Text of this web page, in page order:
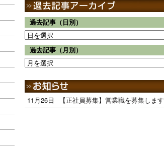
過去記事（日別）
過去記事（月別）
11月26日 【正社員募集】営業職を募集します